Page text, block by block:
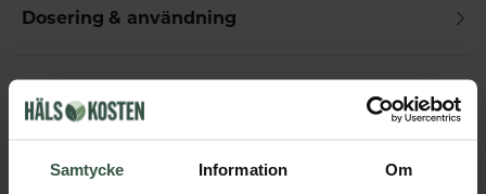
Samtycke Information Om
Dosering & användning